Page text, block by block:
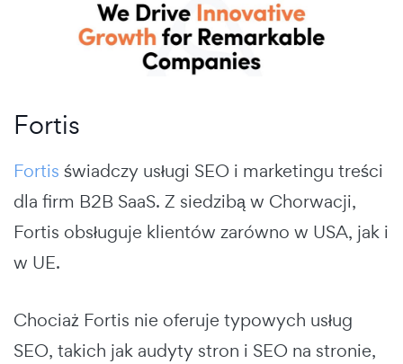
Fortis
Fortis świadczy usługi SEO i marketingu treści
dla firm B2B SaaS. Z siedzibą w Chorwacji,
Fortis obsługuje klientów zarówno w USA, jak i
w UE.
Chociaż Fortis nie oferuje typowych usług
SEO, takich jak audyty stron i SEO na stronie,